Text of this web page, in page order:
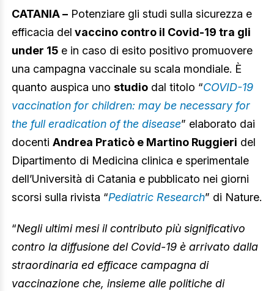
CATANIA – Potenziare gli studi sulla sicurezza e
efficacia del vaccino contro il Covid-19 tra gli
under 15 e in caso di esito positivo promuovere
una campagna vaccinale su scala mondiale. È
quanto auspica uno studio dal titolo “COVID-19
vaccination for children: may be necessary for
the full eradication of the disease” elaborato dai
docenti Andrea Praticò e Martino Ruggieri del
Dipartimento di Medicina clinica e sperimentale
dell’Università di Catania e pubblicato nei giorni
scorsi sulla rivista “Pediatric Research” di Nature.
“Negli ultimi mesi il contributo più significativo
contro la diffusione del Covid-19 è arrivato dalla
straordinaria ed efficace campagna di
vaccinazione che, insieme alle politiche di